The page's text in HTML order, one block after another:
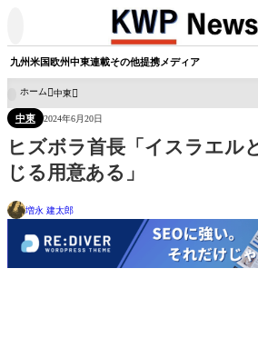
九州米国欧州中東連載その他提携メディア
ホーム 中東
中東 2024年6月20日
ヒズボラ首長「イスラエル
じる用意ある」
増永 建太郎